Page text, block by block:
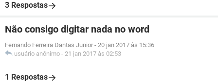
3 Respostas
Não consigo digitar nada no word
Fernando Ferreira Dantas Junior - 20 jan 2017 às 15:36
usuário anônimo - 21 jan 2017 às 02:53
1 Respostas